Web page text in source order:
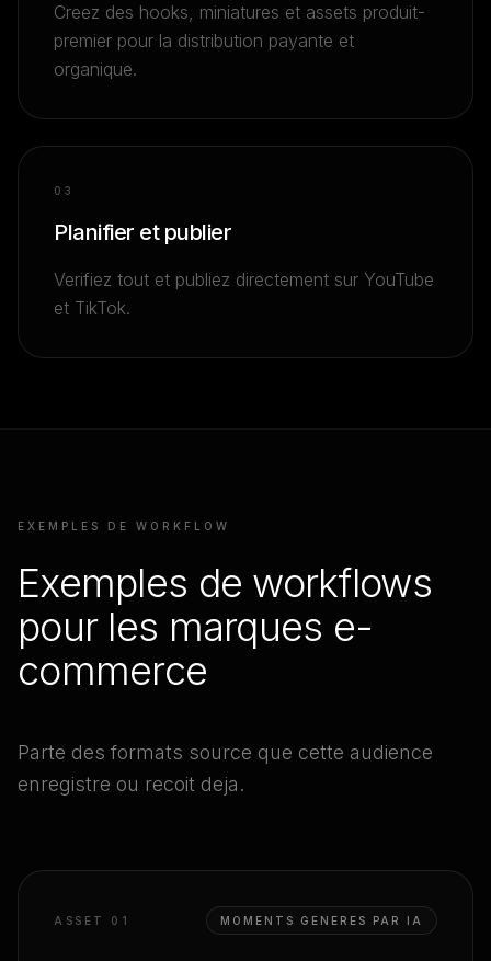
Creez des hooks, miniatures et assets produit-
premier pour la distribution payante et
organique.
0 3
Planifier et publier
Verifiez tout et publiez directement sur YouTube
et TikTok.
EXEMPLES DE WORKFLOW
Exemples de workflows
pour les marques e-
commerce
Parte des formats source que cette audience
enregistre ou recoit deja.
ASSET 0 1 MOMENTS GENERES PAR IA